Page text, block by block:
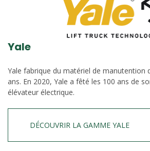
Yale
Yale fabrique du matériel de manutention
ans. En 2020, Yale a fêté les 100 ans de
élévateur électrique.
DÉCOUVRIR LA GAMME YALE